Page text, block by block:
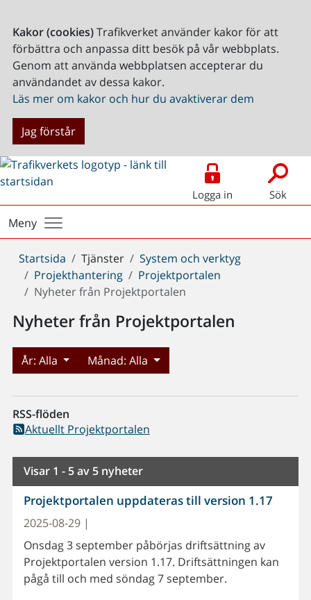
Kakor (cookies)Trafikverket använder kakor för att
förbättra och anpassa ditt besök på vår webbplats.
Genom att använda webbplatsen accepterar du
användandet av dessa kakor.
Läs mer om kakor och hur du avaktiverar dem
Jag förstår
Logga in Sök
Meny
Du
är
här:
Startsida Tjänster
System och verktyg
Projekthantering
Projektportalen
Nyheter från Projektportalen
Nyheter från Projektportalen
År: Alla Månad:Alla
RSS-flöden
Aktuellt Projektportalen
Visar 1 - 5 av 5 nyheter
Projektportalen uppdateras till version 1.17
2025-08-29 |
Onsdag 3 september påbörjas driftsättning av
Projektportalen version 1.17. Driftsättningen kan
pågå till och med söndag 7 september.